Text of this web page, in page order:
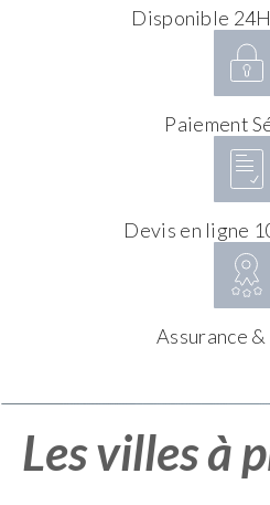
Disponible
Paiement
Devis en ligne
Assurance
Les villes à